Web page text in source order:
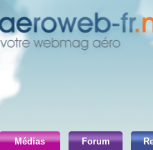
Médias Forum